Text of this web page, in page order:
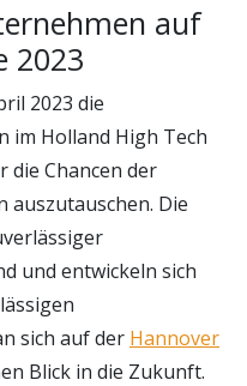
auf
2023
2023 die
im Holland High Tech
die Chancen der
Die
und entwickeln sich
sich auf der Hannover
Blick in die Zukunft.